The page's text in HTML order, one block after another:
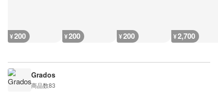
¥200 ¥200 ¥200 ¥2,700
Grados
商品数83